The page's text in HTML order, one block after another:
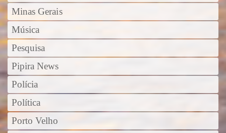
Minas Gerais
Música
Pesquisa
Pipira News
Polícia
Política
Porto Velho